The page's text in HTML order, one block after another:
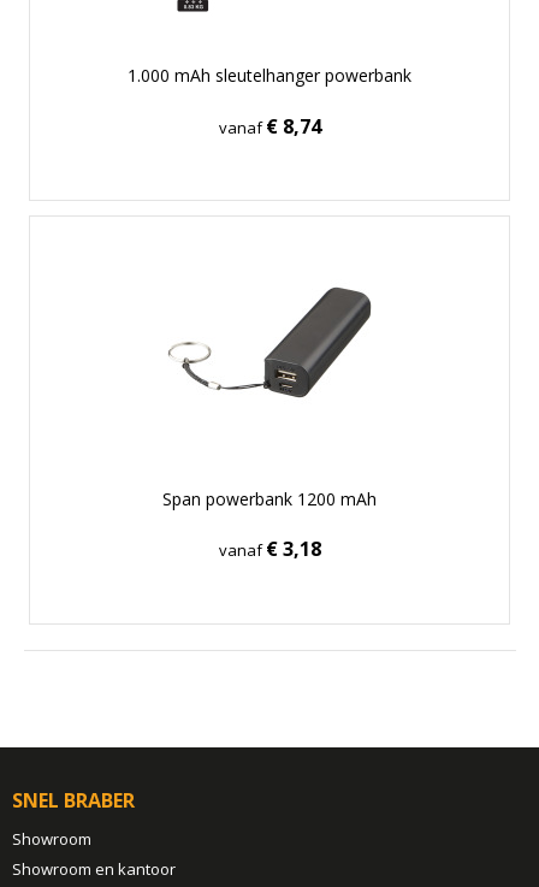
1.000 mAh sleutelhanger powerbank
vanaf€ 8,74
Span powerbank 1200 mAh
vanaf€ 3,18
SNEL BRABER
Showroom
Showroom en kantoor